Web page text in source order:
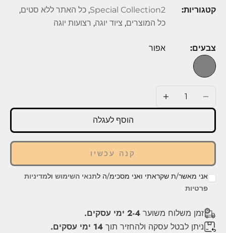
קטגוריות: Special Collection2
, כל האתר ללא סטים,
כל המוצרים, ציוד יוגה, רצועות יוגה
צבעים: אפור
אפור
הוסף לעגלה
הוסף לעגלה
קנה עכשיו
אני מאשר/ת שקראתי ואני מסכימ/ה לתנאי השימוש ולמדיניות
פרטיות
זמן משלוח משוער 2-4 ימי עסקים.
ניתן לבטל עסקה ולהחזיר תוך 14 ימי עסקים.